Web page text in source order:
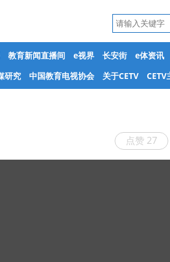
教育新闻直播间 e视界 长安街 e体资讯
研究 中国教育电视协会 关于CETV CETV
点赞 27